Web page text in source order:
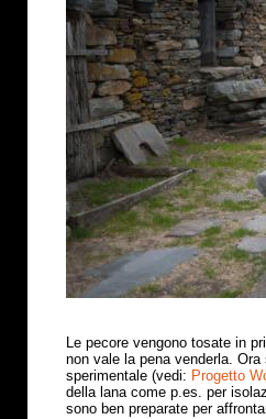
Le pecore vengono tosate in
non vale la pena venderla.
sperimentale (vedi: Progetto
della lana come p.es. per
sono ben preparate per